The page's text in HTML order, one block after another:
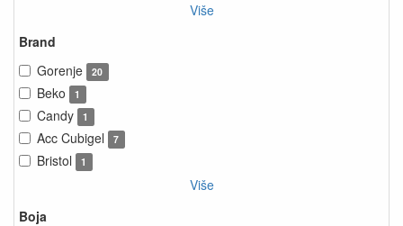
Više
Brand
Gorenje
20
Beko 1
Candy 1
Acc Cubigel 7
Bristol 1
Više
Boja